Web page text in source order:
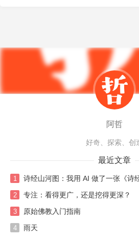
阿哲
好奇、探索、创
最近文章
1 诗经山河图：我用 AI 做了一张《诗
2 专注：看得更广，还是挖得更深？
3 原始佛教入门指南
4 雨天